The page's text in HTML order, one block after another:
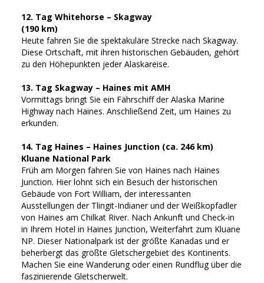
12. Tag Whitehorse – Skagway
(190 km)
Heute fahren Sie die spektakuläre Strecke nach Skagway.
Diese Ortschaft, mit ihren historischen Gebäuden, gehört
zu den Höhepunkten jeder Alaskareise.
13. Tag Skagway – Haines mit AMH
Vormittags bringt Sie ein Fährschiff der Alaska Marine
Highway nach Haines. Anschließend Zeit, um Haines zu
erkunden.
14. Tag Haines – Haines Junction (ca. 246 km)
Kluane National Park
Früh am Morgen fahren Sie von Haines nach Haines
Junction. Hier lohnt sich ein Besuch der historischen
Gebäude von Fort William, der interessanten
Ausstellungen der Tlingit-Indianer und der Weißkopfadler
von Haines am Chilkat River. Nach Ankunft und Check-in
in Ihrem Hotel in Haines Junction, Weiterfahrt zum Kluane
NP. Dieser Nationalpark ist der größte Kanadas und er
beherbergt das größte Gletschergebiet des Kontinents.
Machen Sie eine Wanderung oder einen Rundflug über die
faszinierende Gletscherwelt.